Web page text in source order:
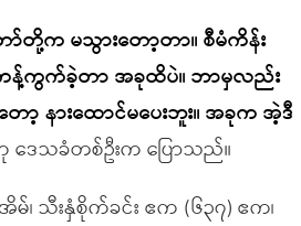
တို့က မသွားတော့တာ။ စီမံကိန်း
န့်ကွက်ခဲ့တာ အခုထိပဲ။ ဘာမှလည်း
ာ့ နားထောင်မပေးဘူး။ အခုက အဲ့ဒီ
ဒေသခံတစ်ဦးက ပြောသည်။
သီးနှံစိုက်ခင်း ဧက (၆၃၇) ဧက၊